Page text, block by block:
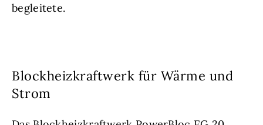
begleitete.
Blockheizkraftwerk für Wärme und
Strom